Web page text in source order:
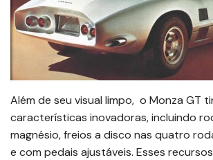
Além de seu visual limpo, o Monza GT
características inovadoras, incluindo
magnésio, freios a disco nas quatro
e com pedais ajustáveis. Esses